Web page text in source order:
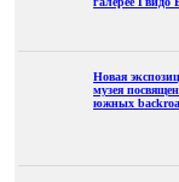
Новая
музея
южных